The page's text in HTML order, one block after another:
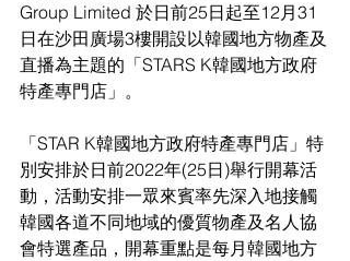
Group Limited 於日前25日起至12月31
日在沙田廣場3樓開設以韓國地方物產及
直播為主題的「STARS K韓國地方政府
特產專門店」。
「STAR K韓國地方政府特產專門店」特
別安排於日前2022年(25日)舉行開幕活
動，活動安排一眾來賓率先深入地接觸
韓國各道不同地域的優質物產及名人協
會特選產品，開幕重點是每月韓國地方